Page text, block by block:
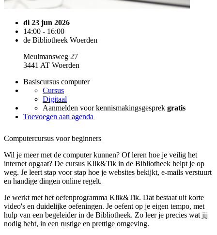
di 23 jun 2026
14:00 - 16:00
de Bibliotheek Woerden
Meulmansweg 27
3441 AT Woerden
Basiscursus computer
Cursus
Digitaal
Aanmelden voor kennismakingsgesprek gratis
Toevoegen aan agenda
Computercursus voor beginners
Wil je meer met de computer kunnen? Of leren hoe je veilig het
internet opgaat? De cursus Klik&Tik in de Bibliotheek helpt je op
weg. Je leert stap voor stap hoe je websites bekijkt, e-mails verstuurt
en handige dingen online regelt.
Je werkt met het oefenprogramma Klik&Tik. Dat bestaat uit korte
video's en duidelijke oefeningen. Je oefent op je eigen tempo, met
hulp van een begeleider in de Bibliotheek. Zo leer je precies wat jij
nodig hebt, in een rustige en prettige omgeving.